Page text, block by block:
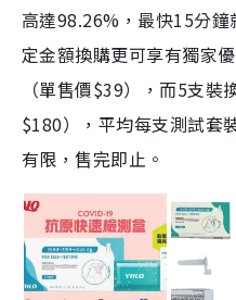
高達98.26%，最快15分
定金額換購更可享有獨家
（單售價$39），而5支
$180），平均每支測試套
有限，售完即止。